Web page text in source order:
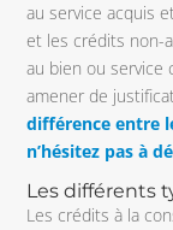
au service acquis
et les crédits non-
au bien ou service
amener de
différence entre
n’hésitez pas à
Les différents
Les crédits à la